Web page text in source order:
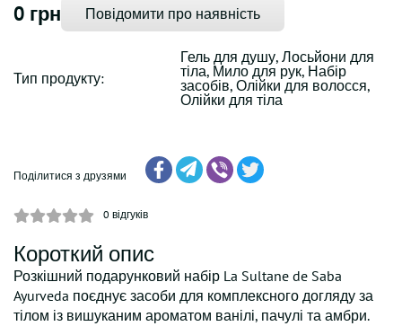
0 грн Повідомити про наявність
Тип продукту:
Гель для душу, Лосьйони для
тіла, Мило для рук, Набір
засобів, Олійки для волосся,
Олійки для тіла
Поділитися з друзями
0 відгуків
Короткий опис
Розкішний подарунковий набір La Sultane de Saba
Ayurveda поєднує засоби для комплексного догляду за
тілом із вишуканим ароматом ванілі, пачулі та амбри.